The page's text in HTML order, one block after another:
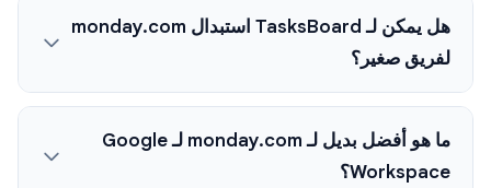
هل يمكن لـ TasksBoard استبدال monday.com
لفريق صغير؟
ما هو أفضل بديل لـ monday.com لـ Google
Workspace؟